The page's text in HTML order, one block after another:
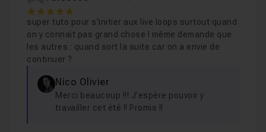
Chapitre 8 : Conclusion 54s
5
super tuto pour s'initier aux live loops surtout quand
on y connait pas grand chose ! même demande que
les autres : quand sort la suite car on a envie de
continuer ?
Nico Olivier
Merci beaucoup !!! J’espère pouvoir y
travailler cet été !! Promis !!